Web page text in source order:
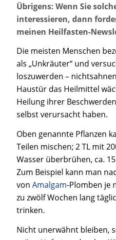
Übrigens: Wenn Sie
interessieren, dann
meinen Heilfasten-
Die meisten Menschen
als „Unkräuter“ und
loszuwerden –
Haustür das Heilmittel
Heilung ihrer
selbst verursacht haben.
Oben genannte Pflanzen
Teilen mischen; 2 TL mit
Wasser überbrühen, ca.
Zum Beispiel kann man
von Amalgam-Plomben je
zu zwölf Wochen lang
trinken.
Nicht unerwähnt bleiben,